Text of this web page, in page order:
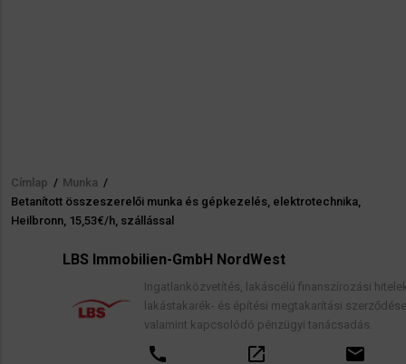
Morzsa
Címlap / Munka /
Betanított összeszerelői munka és gépkezelés, elektrotechnika,
Heilbronn, 15,53€/h, szállással
LBS Immobilien-GmbH NordWest
Ingatlanközvetítés, lakáscélú finanszírozási hitelek,
lakástakarék- és építési megtakarítási szerződések,
valamint kapcsolódó pénzügyi tanácsadás.